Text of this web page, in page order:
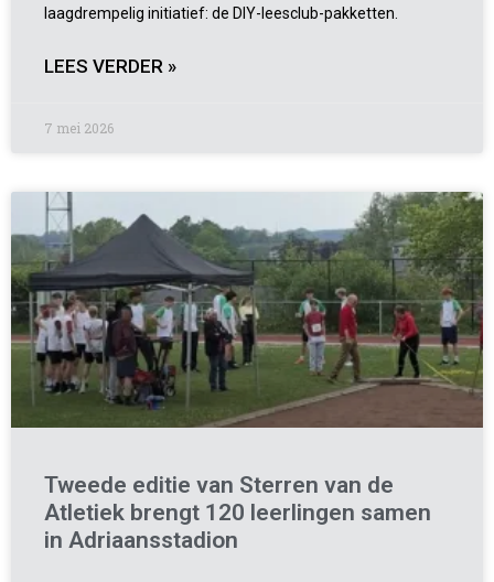
laagdrempelig initiatief: de DIY-leesclub-pakketten.
LEES VERDER »
7 mei 2026
Tweede editie van Sterren van de
Atletiek brengt 120 leerlingen samen
in Adriaansstadion